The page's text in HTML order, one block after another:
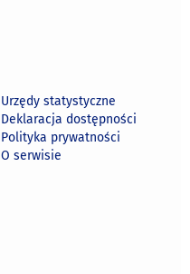
Urzędy statystyczne
Deklaracja dostępności
Polityka prywatności
O serwisie